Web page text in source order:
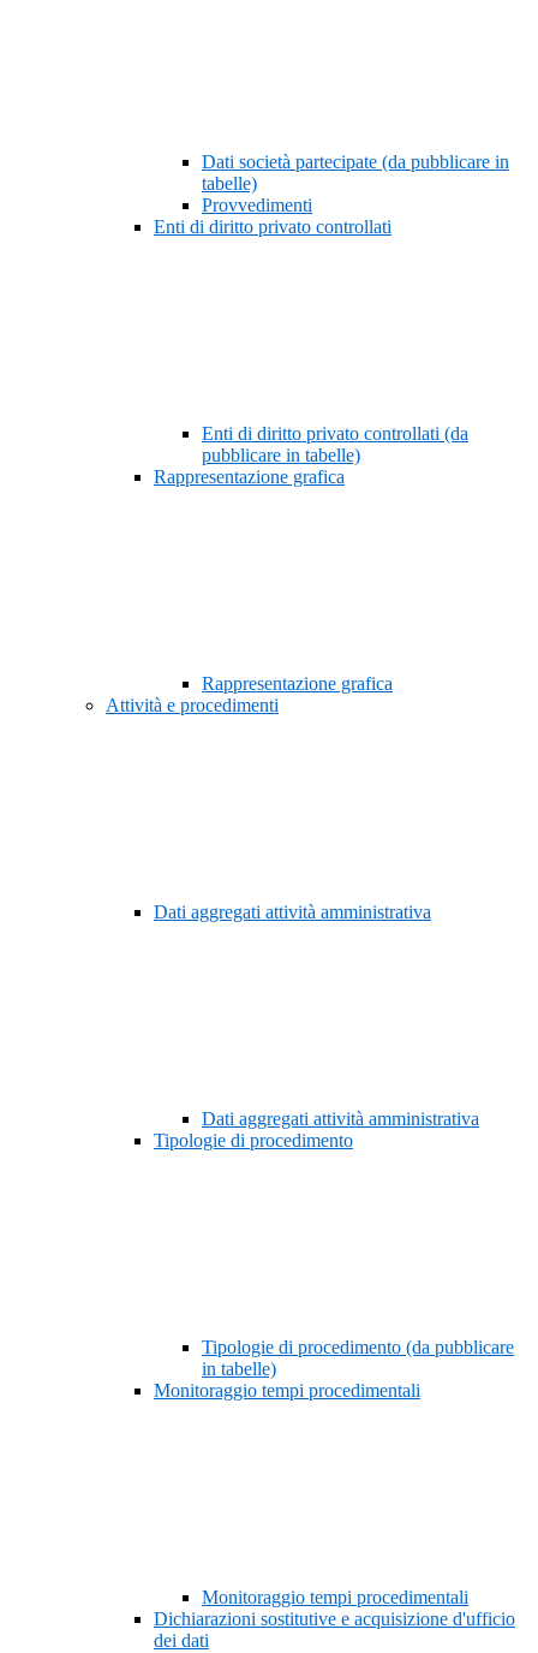
Dati società partecipate (da pubblicare in
tabelle)
Provvedimenti
Enti di diritto privato controllati
Enti di diritto privato controllati (da
pubblicare in tabelle)
Rappresentazione grafica
Rappresentazione grafica
Attività e procedimenti
Dati aggregati attività amministrativa
Dati aggregati attività amministrativa
Tipologie di procedimento
Tipologie di procedimento (da pubblicare
in tabelle)
Monitoraggio tempi procedimentali
Monitoraggio tempi procedimentali
Dichiarazioni sostitutive e acquisizione d'ufficio
dei dati